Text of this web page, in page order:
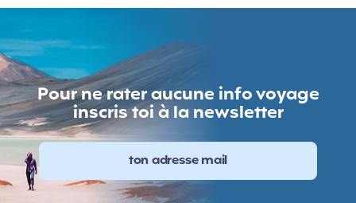
Pour ne rater aucune info voyage
inscris toi à la newsletter